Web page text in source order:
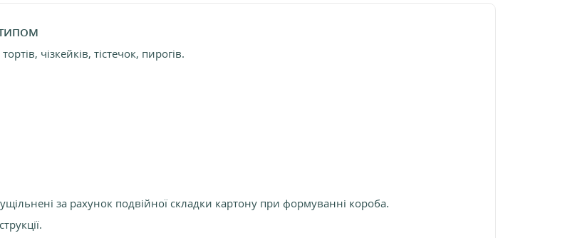
чізкейків, тістечок, пирогів.
за рахунок подвійної складки картону при формуванні короба.